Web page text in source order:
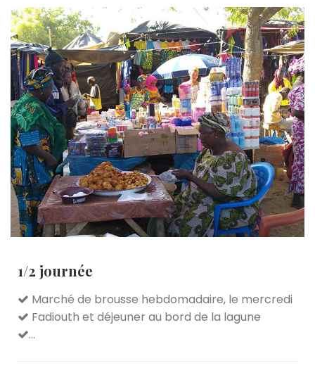
1/2 journée
Marché de brousse hebdomadaire, le mercredi
Fadiouth et déjeuner au bord de la lagune
...